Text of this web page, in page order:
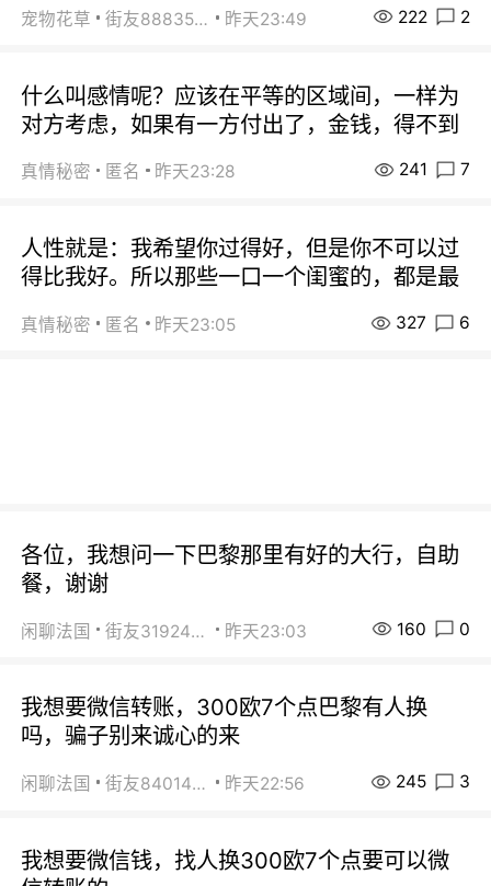
宠物花草 街友88835518 昨天23:49 222 2
什么叫感情呢？应该在平等的区域间，一样为
对方考虑，如果有一方付出了，金钱，得不到
真情秘密 匿名 昨天23:28 241 7
人性就是：我希望你过得好，但是你不可以过
得比我好。所以那些一口一个闺蜜的，都是最
真情秘密 匿名 昨天23:05 327 6
各位，我想问一下巴黎那里有好的大行，自助
餐，谢谢
闲聊法国 街友31924072 昨天23:03 160 0
我想要微信转账，300欧7个点巴黎有人换
吗，骗子别来诚心的来
闲聊法国 街友84014588 昨天22:56 245 3
我想要微信钱，找人换300欧7个点要可以微